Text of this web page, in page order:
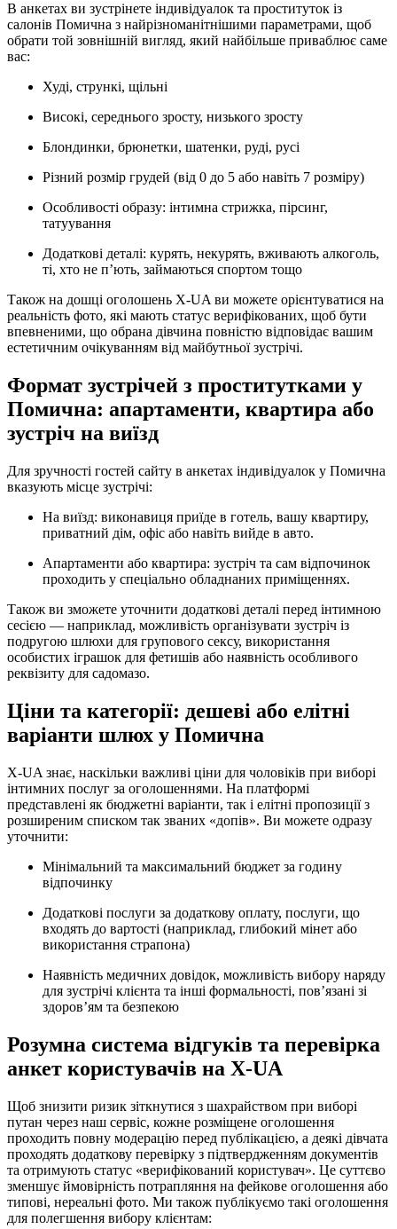
В анкетах ви зустрінете індивідуалок та проституток із
салонів Помична з найрізноманітнішими параметрами, щоб
обрати той зовнішній вигляд, який найбільше приваблює саме
вас:
Худі, стрункі, щільні
Високі, середнього зросту, низького зросту
Блондинки, брюнетки, шатенки, руді, русі
Різний розмір грудей (від 0 до 5 або навіть 7 розміру)
Особливості образу: інтимна стрижка, пірсинг,
татуування
Додаткові деталі: курять, некурять, вживають алкоголь,
ті, хто не п’ють, займаються спортом тощо
Також на дошці оголошень X-UA ви можете орієнтуватися на
реальність фото, які мають статус верифікованих, щоб бути
впевненими, що обрана дівчина повністю відповідає вашим
естетичним очікуванням від майбутньої зустрічі.
Формат зустрічей з проститутками у
Помична: апартаменти, квартира або
зустріч на виїзд
Для зручності гостей сайту в анкетах індивідуалок у Помична
вказують місце зустрічі:
На виїзд: виконавиця приїде в готель, вашу квартиру,
приватний дім, офіс або навіть вийде в авто.
Апартаменти або квартира: зустріч та сам відпочинок
проходить у спеціально обладнаних приміщеннях.
Також ви зможете уточнити додаткові деталі перед інтимною
сесією — наприклад, можливість організувати зустріч із
подругою шлюхи для групового сексу, використання
особистих іграшок для фетишів або наявність особливого
реквізиту для садомазо.
Ціни та категорії: дешеві або елітні
варіанти шлюх у Помична
X-UA знає, наскільки важливі ціни для чоловіків при виборі
інтимних послуг за оголошеннями. На платформі
представлені як бюджетні варіанти, так і елітні пропозиції з
розширеним списком так званих «допів». Ви можете одразу
уточнити:
Мінімальний та максимальний бюджет за годину
відпочинку
Додаткові послуги за додаткову оплату, послуги, що
входять до вартості (наприклад, глибокий мінет або
використання страпона)
Наявність медичних довідок, можливість вибору наряду
для зустрічі клієнта та інші формальності, пов’язані зі
здоров’ям та безпекою
Розумна система відгуків та перевірка
анкет користувачів на X-UA
Щоб знизити ризик зіткнутися з шахрайством при виборі
путан через наш сервіс, кожне розміщене оголошення
проходить повну модерацію перед публікацією, а деякі дівчата
проходять додаткову перевірку з підтвердженням документів
та отримують статус «верифікований користувач». Це суттєво
зменшує ймовірність потрапляння на фейкове оголошення або
типові, нереальні фото. Ми також публікуємо такі оголошення
для полегшення вибору клієнтам: